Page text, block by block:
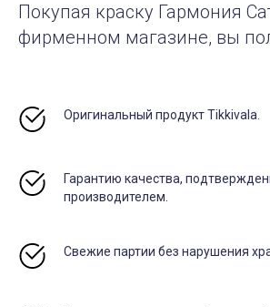
Покупая краску Гармония
фирменном магазине, вы
Оригинальный продукт Tikkivala.
Гарантию качества,
производителем.
Свежие партии без нарушения